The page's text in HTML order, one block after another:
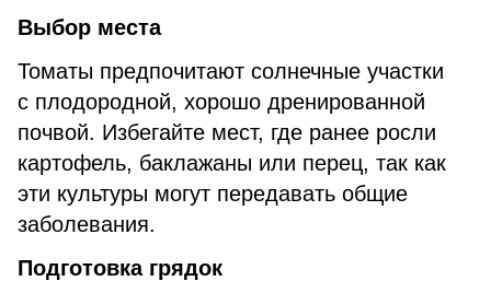
Выбор места
Томаты предпочитают солнечные участки
с плодородной, хорошо дренированной
почвой. Избегайте мест, где ранее росли
картофель, баклажаны или перец, так как
эти культуры могут передавать общие
заболевания.
Подготовка грядок